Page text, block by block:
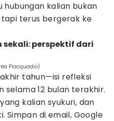
hubungan kalian bukan
terus bergerak ke
perspektif dari
Piacquadio)
tahun—isi refleksi
selama 12 bulan terakhir.
kalian syukuri, dan
Simpan di email, Google